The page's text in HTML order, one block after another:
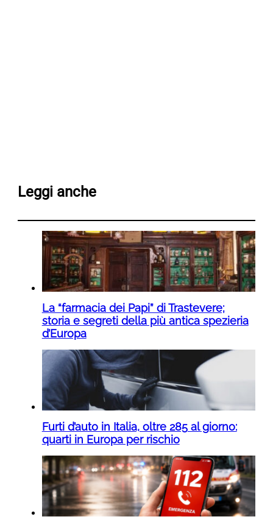
Leggi anche
La “farmacia dei Papi” di Trastevere;
storia e segreti della più antica spezieria
d’Europa
Furti d’auto in Italia, oltre 285 al giorno:
quarti in Europa per rischio